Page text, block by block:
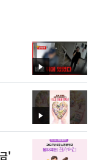
영
상
영
상
'